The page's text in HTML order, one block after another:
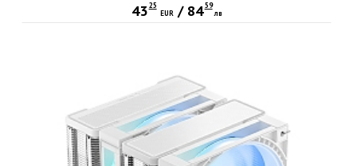
43 25
EUR/ 84 59
лв